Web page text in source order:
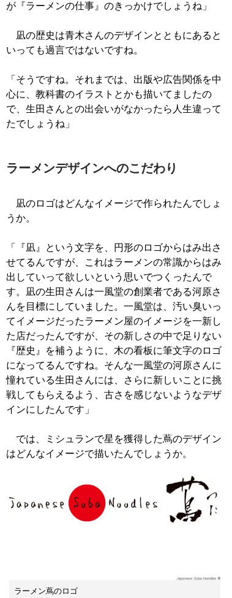
が『ラーメンの仕事』のきっかけでしょうね」
凪の歴史は青木さんのデザインとともにあると
いっても過言ではないですね。
「そうですね。それまでは、出版や広告関係を中
心に、教科書のイラストとかも描いてましたの
で、生田さんとの出会いがなかったら人生違って
たでしょうね」
ラーメンデザインへのこだわり
凪のロゴはどんなイメージで作られたんでしょ
うか。
「『凪』という文字を、円形のロゴからはみ出さ
せてるんですが、これはラーメンの常識からはみ
出していって欲しいという思いでつくったんで
す。凪の生田さんは一風堂の創業者である河原さ
んを目標にしていました。一風堂は、汚い臭いっ
てイメージだったラーメン屋のイメージを一新し
た店だったんですが、その新しさの中で足りない
『歴史』を補うように、木の看板に筆文字のロゴ
になってるんですね。そんな一風堂の河原さんに
憧れている生田さんには、さらに新しいことに挑
戦してもらえるよう、古さを感じないようなデザ
インにしたんです」
では、ミシュランで星を獲得した蔦のデザイン
はどんなイメージで描いたんでしょうか。
ラーメン蔦のロゴ